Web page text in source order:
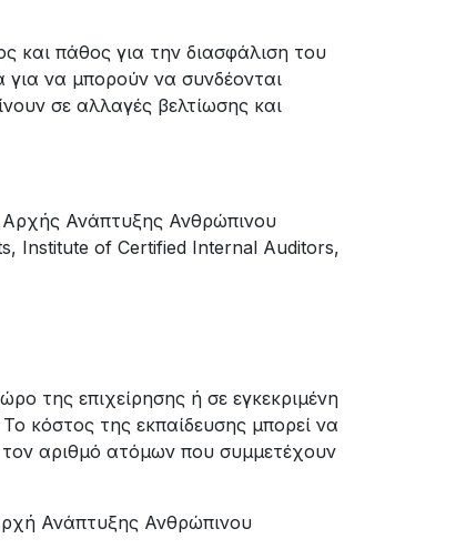
και πάθος για την διασφάλιση του
να μπορούν να συνδέονται
σε αλλαγές βελτίωσης και
Αρχής Ανάπτυξης Ανθρώπινου
Institute of Certified Internal Auditors,
της επιχείρησης ή σε εγκεκριμένη
κόστος της εκπαίδευσης μπορεί να
αριθμό ατόμων που συμμετέχουν
Ανάπτυξης Ανθρώπινου